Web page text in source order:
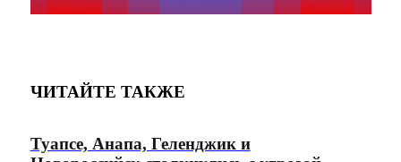
ЧИТАЙТЕ ТАКЖЕ
Туапсе, Анапа, Геленджик и